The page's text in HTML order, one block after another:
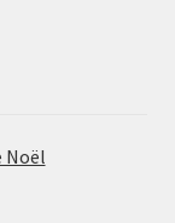
Noël